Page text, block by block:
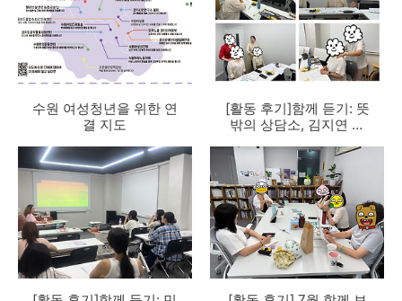
수원 여성청년을 위한 연
결 지도
[활동 후기]함께 듣기: 뜻
밖의 상담소, 김지연 선